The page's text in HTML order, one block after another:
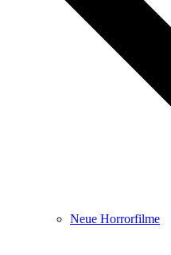
Neue Horrorfilme